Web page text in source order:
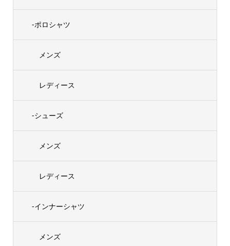
-ポロシャツ
メンズ
レディース
-シューズ
メンズ
レディース
-インナーシャツ
メンズ